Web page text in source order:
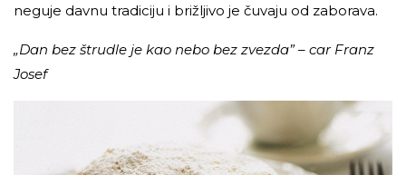
neguje davnu tradiciju i brižljivo je čuvaju od zaborava.
„Dan bez štrudle je kao nebo bez zvezda” – car Franz
Josef